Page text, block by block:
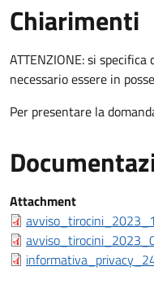
Chiarimenti
Chiarimenti
ATTENZIONE: si
necessario essere in
Per presentare la
Documentazione a corredo
Attachment